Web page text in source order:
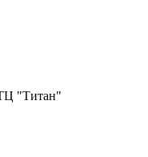
"Титан"